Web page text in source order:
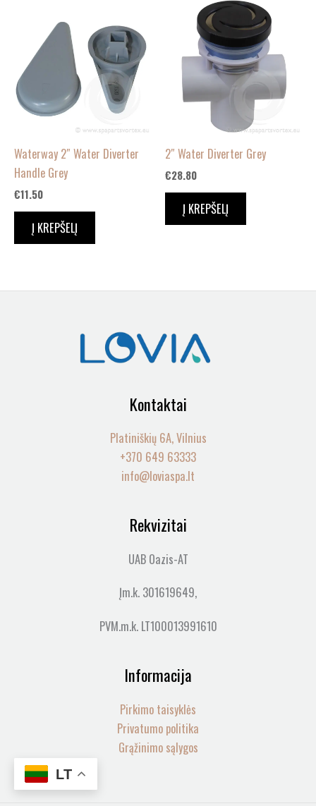
Waterway 2″ Water Diverter
Handle Grey
€11.50
Į KREPŠELĮ
2″ Water Diverter Grey
€28.80
Į KREPŠELĮ
Kontaktai
Platiniškių 6A, Vilnius
+370 649 63333
info@loviaspa.lt
Rekvizitai
UAB Oazis-AT
Įm.k. 301619649,
PVM.m.k. LT100013991610
Informacija
Pirkimo taisyklės
Privatumo politika
Grąžinimo sąlygos
LT